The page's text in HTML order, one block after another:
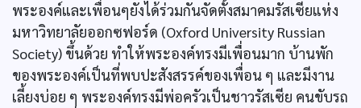
พระองค์และเพื่อนๆยังได้ร่วมกันจัดตั้งสมาคมรัสเซียแห่ง
มหาวิทยาลัยออกซฟอร์ด (Oxford University Russian
Society) ขึ้นด้วย ทำให้พระองค์ทรงมีเพื่อนมาก บ้านพัก
ของพระองค์เป็นที่พบปะสังสรรค์ของเพื่อน ๆ และมีงาน
เลี้ยงบ่อย ๆ พระองค์ทรงมีพ่อครัวเป็นชาวรัสเซีย คนขับรถ